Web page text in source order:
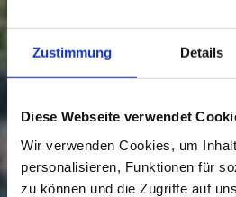
Zustimmung Details
Diese Webseite verwendet
Wir verwenden Cookies, um
personalisieren, Funktionen für
zu können und die Zugriffe auf